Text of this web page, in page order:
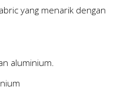
yang menarik dengan
aluminium.